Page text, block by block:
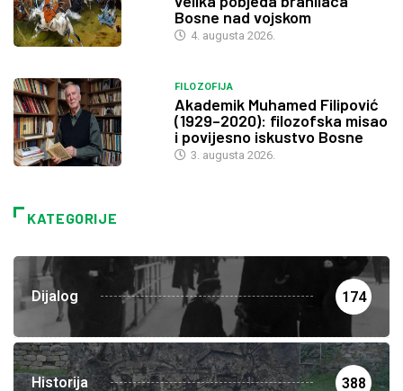
Bosne nad vojskom
4. augusta 2026.
FILOZOFIJA
Akademik Muhamed Filipović
(1929–2020): filozofska misao
i povijesno iskustvo Bosne
3. augusta 2026.
KATEGORIJE
Dijalog 174
Historija 388